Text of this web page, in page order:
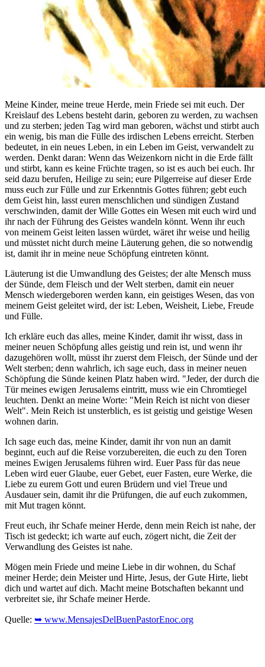
Meine Kinder, meine treue Herde, mein Friede sei mit euch. Der
Kreislauf des Lebens besteht darin, geboren zu werden, zu wachsen
und zu sterben; jeden Tag wird man geboren, wächst und stirbt auch
ein wenig, bis man die Fülle des irdischen Lebens erreicht. Sterben
bedeutet, in ein neues Leben, in ein Leben im Geist, verwandelt zu
werden. Denkt daran: Wenn das Weizenkorn nicht in die Erde fällt
und stirbt, kann es keine Früchte tragen, so ist es auch bei euch. Ihr
seid dazu berufen, Heilige zu sein; eure Pilgerreise auf dieser Erde
muss euch zur Fülle und zur Erkenntnis Gottes führen; gebt euch
dem Geist hin, lasst euren menschlichen und sündigen Zustand
verschwinden, damit der Wille Gottes ein Wesen mit euch wird und
ihr nach der Führung des Geistes wandeln könnt. Wenn ihr euch
von meinem Geist leiten lassen würdet, wäret ihr weise und heilig
und müsstet nicht durch meine Läuterung gehen, die so notwendig
ist, damit ihr in meine neue Schöpfung eintreten könnt.
Läuterung ist die Umwandlung des Geistes; der alte Mensch muss
der Sünde, dem Fleisch und der Welt sterben, damit ein neuer
Mensch wiedergeboren werden kann, ein geistiges Wesen, das von
meinem Geist geleitet wird, der ist: Leben, Weisheit, Liebe, Freude
und Fülle.
Ich erkläre euch das alles, meine Kinder, damit ihr wisst, dass in
meiner neuen Schöpfung alles geistig und rein ist, und wenn ihr
dazugehören wollt, müsst ihr zuerst dem Fleisch, der Sünde und der
Welt sterben; denn wahrlich, ich sage euch, dass in meiner neuen
Schöpfung die Sünde keinen Platz haben wird. "Jeder, der durch die
Tür meines ewigen Jerusalems eintritt, muss wie ein Chromtiegel
leuchten. Denkt an meine Worte: "Mein Reich ist nicht von dieser
Welt". Mein Reich ist unsterblich, es ist geistig und geistige Wesen
wohnen darin.
Ich sage euch das, meine Kinder, damit ihr von nun an damit
beginnt, euch auf die Reise vorzubereiten, die euch zu den Toren
meines Ewigen Jerusalems führen wird. Euer Pass für das neue
Leben wird euer Glaube, euer Gebet, euer Fasten, eure Werke, die
Liebe zu eurem Gott und euren Brüdern und viel Treue und
Ausdauer sein, damit ihr die Prüfungen, die auf euch zukommen,
mit Mut tragen könnt.
Freut euch, ihr Schafe meiner Herde, denn mein Reich ist nahe, der
Tisch ist gedeckt; ich warte auf euch, zögert nicht, die Zeit der
Verwandlung des Geistes ist nahe.
Mögen mein Friede und meine Liebe in dir wohnen, du Schaf
meiner Herde; dein Meister und Hirte, Jesus, der Gute Hirte, liebt
dich und wartet auf dich. Macht meine Botschaften bekannt und
verbreitet sie, ihr Schafe meiner Herde.
Quelle: ➥ www.MensajesDelBuenPastorEnoc.org